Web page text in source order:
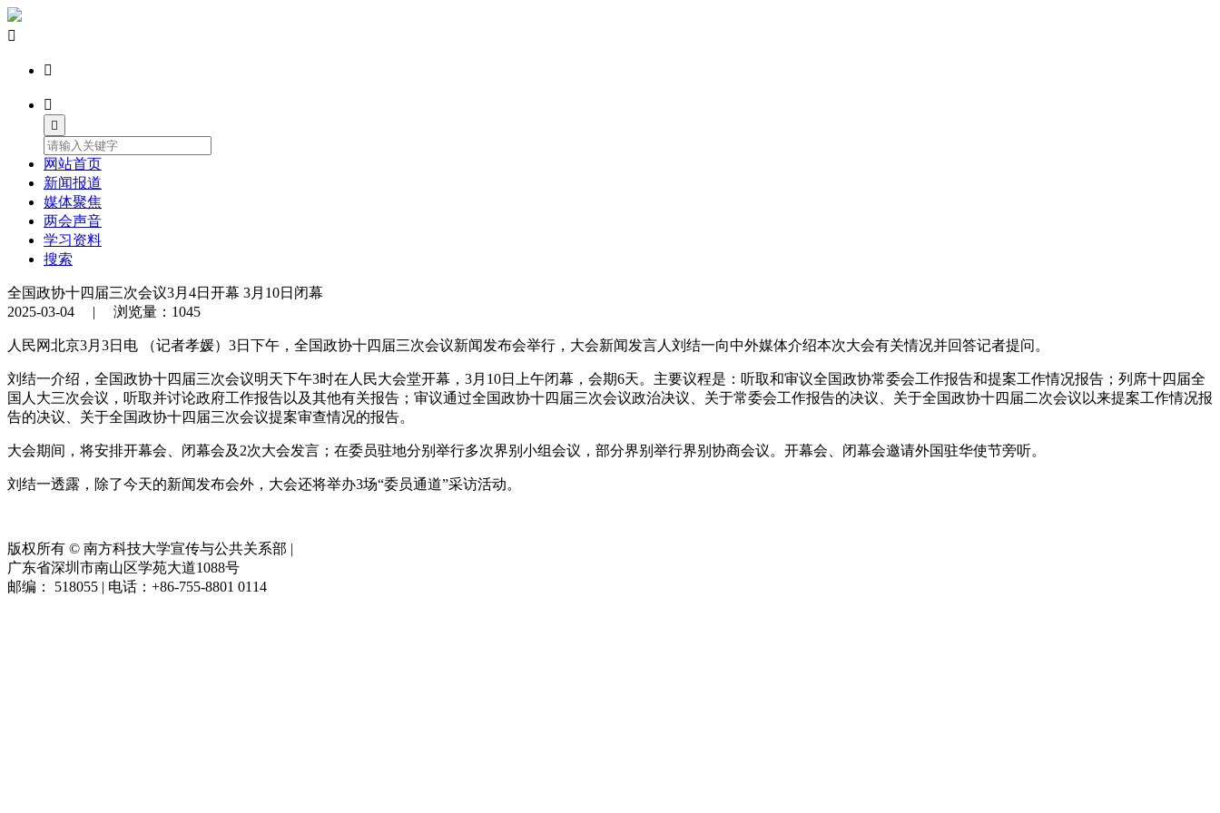




网站首页
新闻报道
媒体聚焦
两会声音
学习资料
搜索
全国政协十四届三次会议3月4日开幕 3月10日闭幕
2025-03-04 | 浏览量：1045
人民网北京3月3日电 （记者孝媛）3日下午，全国政协十四届三次会议新闻发布会举行，大会新闻发言人刘结一向中外媒体介绍本次大会有关情况并回答记者提问。
刘结一介绍，全国政协十四届三次会议明天下午3时在人民大会堂开幕，3月10日上午闭幕，会期6天。主要议程是：听取和审议全国政协常委会工作报告和提案工作情况报告；列席十四届全
国人大三次会议，听取并讨论政府工作报告以及其他有关报告；审议通过全国政协十四届三次会议政治决议、关于常委会工作报告的决议、关于全国政协十四届二次会议以来提案工作情况报
告的决议、关于全国政协十四届三次会议提案审查情况的报告。
大会期间，将安排开幕会、闭幕会及2次大会发言；在委员驻地分别举行多次界别小组会议，部分界别举行界别协商会议。开幕会、闭幕会邀请外国驻华使节旁听。
刘结一透露，除了今天的新闻发布会外，大会还将举办3场“委员通道”采访活动。
版权所有 © 南方科技大学宣传与公共关系部 |
广东省深圳市南山区学苑大道1088号
邮编： 518055 | 电话：+86-755-8801 0114